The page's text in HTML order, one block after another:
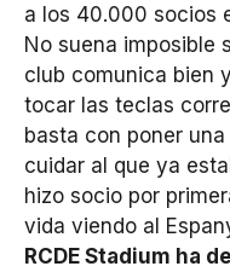
a los 40.000 socios
No suena imposible
club comunica bien
tocar las teclas
basta con poner
cuidar al que ya
hizo socio por
vida viendo al
RCDE Stadium ha